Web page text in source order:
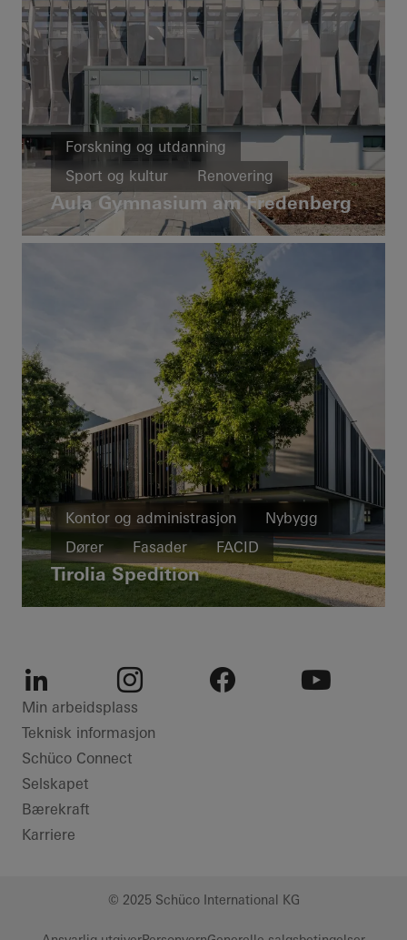
Forskning og utdanning
Sport og kultur
Renovering
Terskelfri
Vinduer
Dører
FACID
Solskjerming
Brann- og røyksikkerhet
Germany
Aula Gymnasium am Fredenberg
Kontor og administrasjon
Nybygg
Dører
Fasader
FACID
Solskjerming
Austria
Tirolia Spedition
LinkedIn Instagram
Min arbeidsplass
Teknisk informasjon
Schüco Connect
Selskapet
Bærekraft
Karriere
© 2025 Schüco International KG